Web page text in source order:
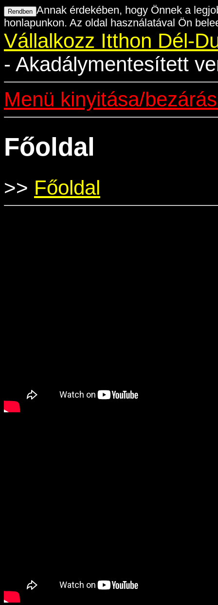
Annak érdekében, hogy Önnek a
honlapunkon. Az oldal használatával Ön
Vállalkozz Itthon Dél-
- Akadálymentesített
Menü kinyitása/
Főoldal
>> Főoldal